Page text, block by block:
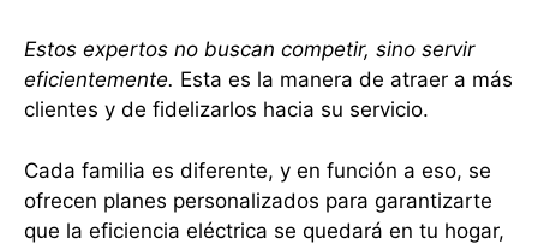
Estos expertos no buscan competir, sino servir
eficientemente. Esta es la manera de atraer a más
clientes y de fidelizarlos hacia su servicio.
Cada familia es diferente, y en función a eso, se
ofrecen planes personalizados para garantizarte
que la eficiencia eléctrica se quedará en tu hogar,